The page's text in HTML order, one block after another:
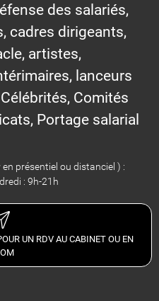
des salariés,
cadres dirigeants,
artistes,
lanceurs
Comités
Portage salarial
présentiel ou distanciel ) :
: 9h-21h
UN RDV AU CABINET OU EN